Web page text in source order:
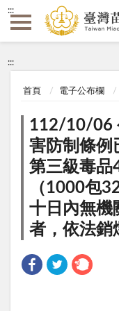
:::
:::
首頁 電子公布欄
112/10/06
害防制條例
第三級毒品
（1000包
十日內無機
者，依法銷